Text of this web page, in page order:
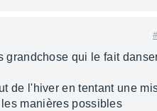
grandchose qui le fait
de l'hiver en tentant une
manières possibles